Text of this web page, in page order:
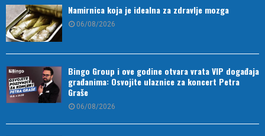
Namirnica koja je idealna za zdravlje mozga
06/08/2026
Bingo Group i ove godine otvara vrata VIP događaja
građanima: Osvojite ulaznice za koncert Petra
Graše
06/08/2026